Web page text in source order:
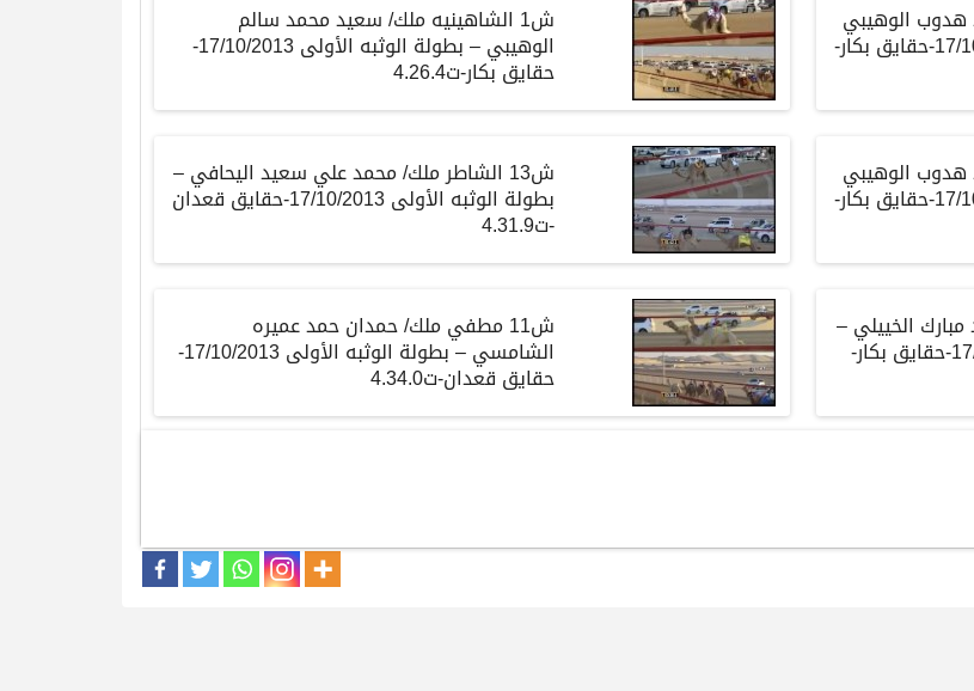
هدوب الوهيبي
– بطولة الوثبه الأولى 17/10/2013-حقايق بكار-
ش1 الشاهينيه ملك/ سعيد محمد سالم
الوهيبي – بطولة الوثبه الأولى 17/10/2013-
حقايق بكار-ت4.26.4
هدوب الوهيبي
– بطولة الوثبه الأولى 17/10/2013-حقايق بكار-
ش13 الشاطر ملك/ محمد علي سعيد اليحافي –
بطولة الوثبه الأولى 17/10/2013-حقايق قعدان
-ت4.31.9
مبارك الخييلي –
بطولة الوثبه الأولى 17/10/2013-حقايق بكار-
ش11 مطفي ملك/ حمدان حمد عميره
الشامسي – بطولة الوثبه الأولى 17/10/2013-
حقايق قعدان-ت4.34.0